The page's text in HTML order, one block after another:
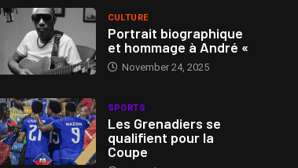
CULTURE
Portrait biographique
et hommage à André «
November 24, 2025
SPORTS
Les Grenadiers se
qualifient pour la
Coupe